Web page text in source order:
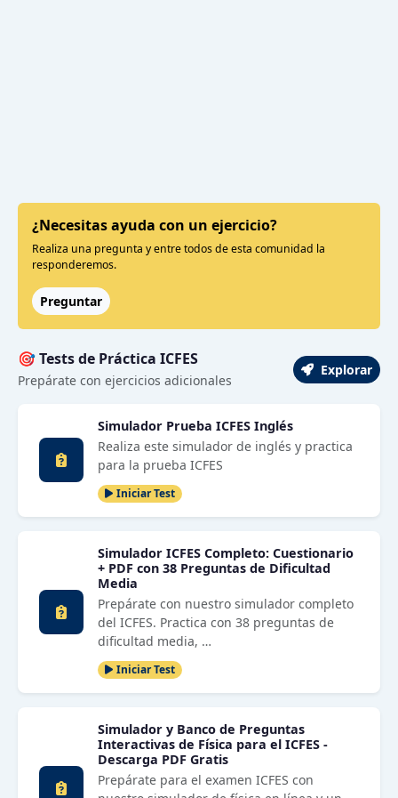
¿Necesitas ayuda con un ejercicio?
Realiza una pregunta y entre todos de esta comunidad la
responderemos.
Preguntar
🎯 Tests de Práctica ICFES
Prepárate con ejercicios adicionales
Explorar
Simulador Prueba ICFES Inglés
Realiza este simulador de inglés y practica
para la prueba ICFES
Iniciar Test
Simulador ICFES Completo: Cuestionario
+ PDF con 38 Preguntas de Dificultad
Media
Prepárate con nuestro simulador completo
del ICFES. Practica con 38 preguntas de
dificultad media, …
Iniciar Test
Simulador y Banco de Preguntas
Interactivas de Física para el ICFES -
Descarga PDF Gratis
Prepárate para el examen ICFES con